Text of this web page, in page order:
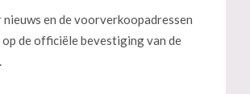
en de voorverkoopadressen
op de officiële bevestiging van de